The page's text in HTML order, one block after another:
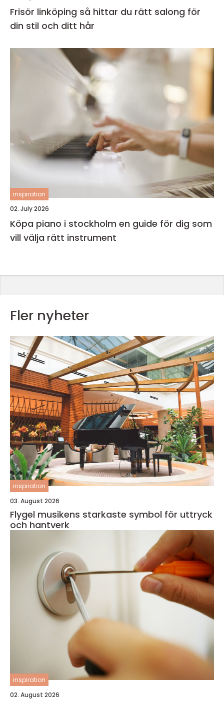
Frisör linköping så hittar du rätt salong för
din stil och ditt hår
inspiration
02. July 2026
Köpa piano i stockholm en guide för dig som
vill välja rätt instrument
Fler nyheter
inspiration
03. August 2026
Flygel musikens starkaste symbol för uttryck
och hantverk
inspiration
02. August 2026